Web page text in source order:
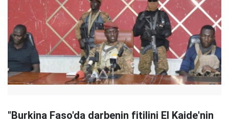
"Burkina Faso'da darbenin fitilini El Kaide'nin